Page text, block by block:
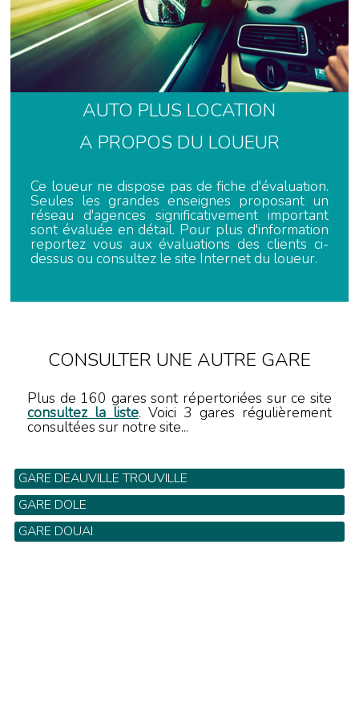
AUTO PLUS LOCATION
A PROPOS DU LOUEUR
Ce loueur ne dispose pas de fiche d'évaluation.
Seules les grandes enseignes proposant un
réseau d'agences significativement important
sont évaluée en détail. Pour plus d'information
reportez vous aux évaluations des clients ci-
dessus ou consultez le site Internet du loueur.
CONSULTER UNE AUTRE GARE
Plus de 160 gares sont répertoriées sur ce site
consultez la liste. Voici 3 gares régulièrement
consultées sur notre site...
GARE DEAUVILLE TROUVILLE
GARE DOLE
GARE DOUAI